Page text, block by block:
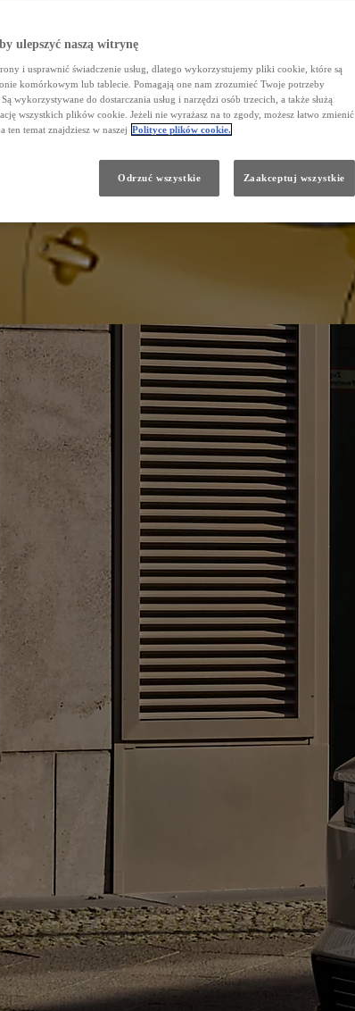
ulepszyć naszą witrynę
i usprawnić świadczenie usług, dlatego wykorzystujemy pliki cookie, które są
komórkowym lub tablecie. Pomagają one nam zrozumieć Twoje potrzeby
wykorzystywane do dostarczania usług i narzędzi osób trzecich, a także służą
wszystkich plików cookie. Jeżeli nie wyrażasz na to zgody, możesz łatwo zmienić
ten temat znajdziesz w naszej Polityce plików cookie.
Odrzuć wszystkie Zaakceptuj wszystkie